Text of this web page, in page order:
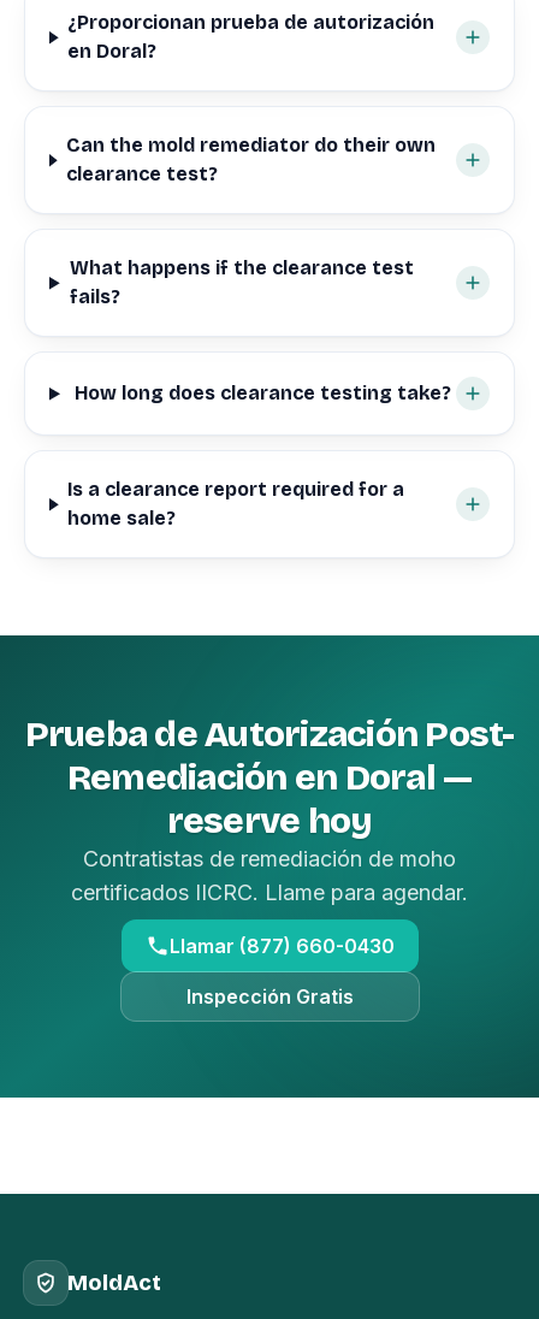
¿Proporcionan prueba de autorización
en Doral?
Can the mold remediator do their own
clearance test?
What happens if the clearance test
fails?
How long does clearance testing take?
Is a clearance report required for a
home sale?
Prueba de Autorización Post-
Remediación en Doral —
reserve hoy
Contratistas de remediación de moho
certificados IICRC. Llame para agendar.
Llamar (877) 660-0430
Inspección Gratis
MoldAct